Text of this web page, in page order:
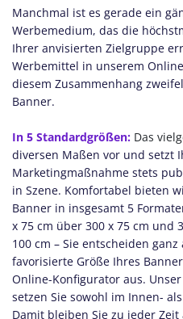
Manchmal ist es gerade ein
Werbemedium, das die
Ihrer anvisierten Zielgruppe
Werbemittel in unserem
diesem Zusammenhang
Banner.
In 5 Standardgrößen: Das
diversen Maßen vor und setzt
Marketingmaßnahme stets
in Szene. Komfortabel bieten
Banner in insgesamt 5
x 75 cm über 300 x 75 cm und
100 cm – Sie entscheiden
favorisierte Größe Ihres
Online-Konfigurator aus.
setzen Sie sowohl im Innen-
Damit bleiben Sie zu jeder